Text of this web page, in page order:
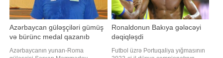
Azərbaycan güləşçiləri gümüş
və bürünc medal qazanıb
Azərbaycanın yunan-Roma
Ronaldonun Bakıya gələcəyi
dəqiqləşdi
Futbol üzrə Portuqaliya yığmasının